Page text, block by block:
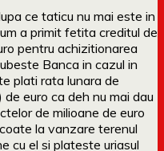
ce taticu nu mai este in
a primit fetita creditul de
pentru achizitionarea
Banca in cazul in
plati rata lunara de
euro ca deh nu mai dau
de milioane de euro
la vanzare terenul
cu el si plateste uriasul